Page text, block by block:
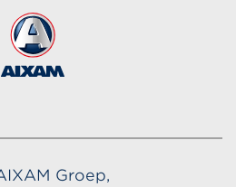
Groep,